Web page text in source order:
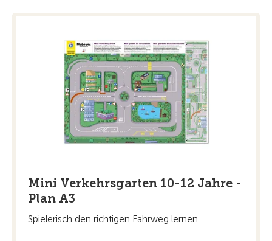
Mini Verkehrsgarten 10-12 Jahre -
Plan A3
Spielerisch den richtigen Fahrweg lernen.